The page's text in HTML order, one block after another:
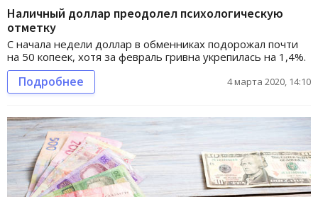
Наличный доллар преодолел психологическую
отметку
С начала недели доллар в обменниках подорожал почти
на 50 копеек, хотя за февраль гривна укрепилась на 1,4%.
Подробнее 4 марта 2020, 14:10